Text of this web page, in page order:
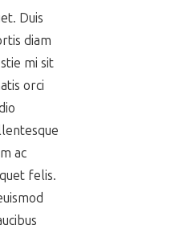
Duis
diam
mi sit
orci
ac
felis.